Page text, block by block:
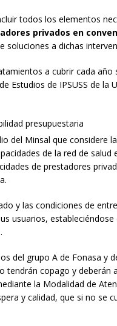
todos los elementos
privados en
soluciones a dichas
a cubrir cada
Estudios de IPSUSS de la
presupuestaria
del Minsal que considere
de la red de
de prestadores
y las condiciones de
usuarios,
del grupo A de Fonasa y
tendrán copago y
la Modalidad de
y calidad, que si no se